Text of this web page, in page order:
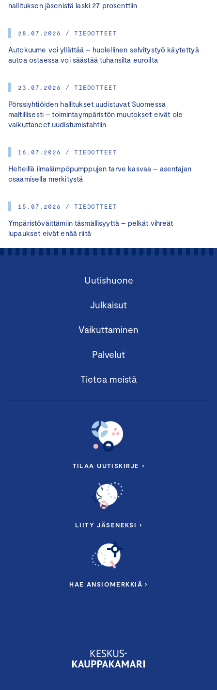
hallituksen jäsenistä laski 27 prosenttiin
28.07.2026 / TIEDOTTEET
Autokuume voi yllättää – huolellinen selvitystyö käytettyä
autoa ostaessa voi säästää tuhansilta euroilta
23.07.2026 / TIEDOTTEET
Pörssiyhtiöiden hallitukset uudistuvat Suomessa
maltillisesti – toimintaympäristön muutokset eivät ole
vaikuttaneet uudistumistahtiin
16.07.2026 / TIEDOTTEET
Helteillä ilmalämpöpumppujen tarve kasvaa – asentajan
osaamisella merkitystä
15.07.2026 / TIEDOTTEET
Ympäristöväittämiin täsmällisyyttä – pelkät vihreät
lupaukset eivät enää riitä
Uutishuone
Julkaisut
Vaikuttaminen
Palvelut
Tietoa meistä
TILAA UUTISKIRJE ›
LIITY JÄSENEKSI ›
HAE ANSIOMERKKIÄ ›